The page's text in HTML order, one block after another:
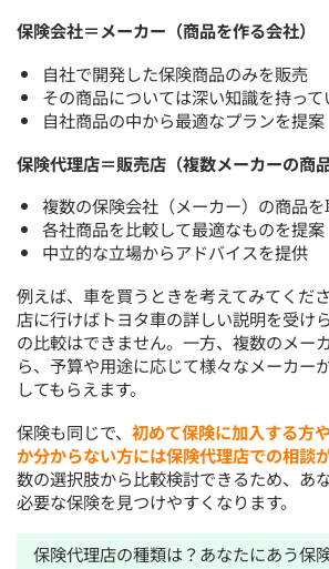
保険会社＝メーカー（商品を作る会社）
自社で開発した保険商品のみを販売
その商品については深い知識を持って
自社商品の中から最適なプランを提案
保険代理店＝販売店（複数メーカーの商
複数の保険会社（メーカー）の商品
各社商品を比較して最適なものを提案
中立的な立場からアドバイスを提供
例えば、車を買うときを考えてみてくだ
店に行けばトヨタ車の詳しい説明を受け
の比較はできません。一方、複数のメー
ら、予算や用途に応じて様々なメーカー
してもらえます。
保険も同じで、初めて保険に加入する方
か分からない方には保険代理店での相談
数の選択肢から比較検討できるため、あ
必要な保険を見つけやすくなります。
保険代理店の種類は？あなたにあう保